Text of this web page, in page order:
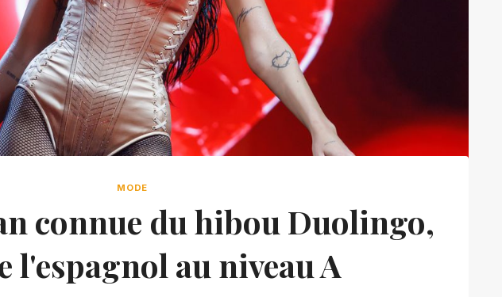
MODE
connue du hibou Duolingo,
l'espagnol au niveau A